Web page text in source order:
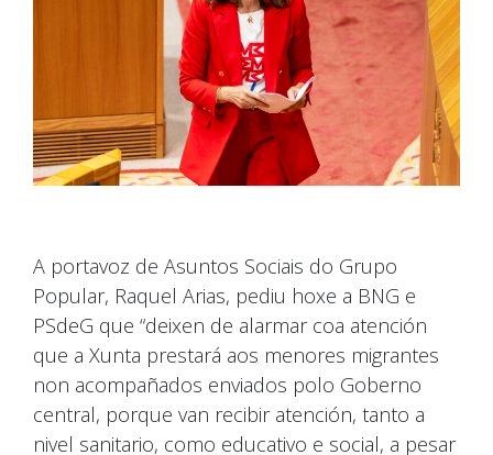
A portavoz de Asuntos Sociais do Grupo
Popular, Raquel Arias, pediu hoxe a BNG e
PSdeG que “deixen de alarmar coa atención
que a Xunta prestará aos menores migrantes
non acompañados enviados polo Goberno
central, porque van recibir atención, tanto a
nivel sanitario, como educativo e social, a pesar